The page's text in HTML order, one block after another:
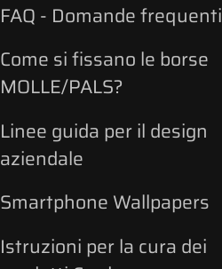
FAQ - Domande frequenti
Come si fissano le borse
MOLLE/PALS?
Linee guida per il design
aziendale
Smartphone Wallpapers
Istruzioni per la cura dei